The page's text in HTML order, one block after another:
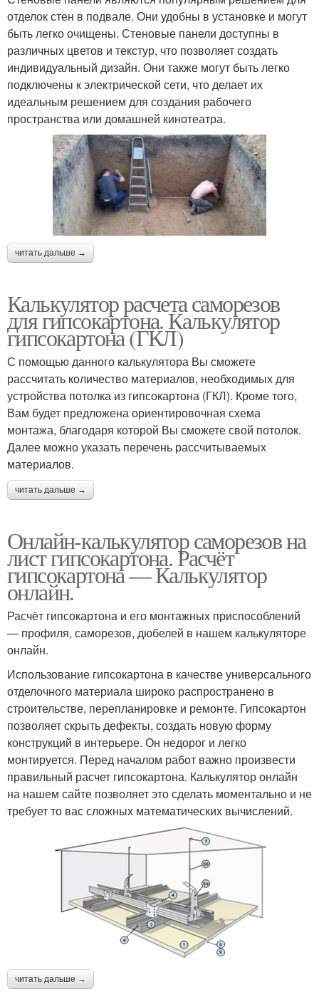
отделок стен в подвале. Они удобны в установке и могут
быть легко очищены. Стеновые панели доступны в
различных цветов и текстур, что позволяет создать
индивидуальный дизайн. Они также могут быть легко
подключены к электрической сети, что делает их
идеальным решением для создания рабочего
пространства или домашней кинотеатра.
читать дальше →
Калькулятор расчета саморезов
для гипсокартона. Калькулятор
гипсокартона (ГКЛ)
С помощью данного калькулятора Вы сможете
рассчитать количество материалов, необходимых для
устройства потолка из гипсокартона (ГКЛ). Кроме того,
Вам будет предложена ориентировочная схема
монтажа, благодаря которой Вы сможете свой потолок.
Далее можно указать перечень рассчитываемых
материалов.
читать дальше →
Онлайн-калькулятор саморезов на
лист гипсокартона. Расчёт
гипсокартона — Калькулятор
онлайн.
Расчёт гипсокартона и его монтажных приспособлений
— профиля, саморезов, дюбелей в нашем калькуляторе
онлайн.
Использование гипсокартона в качестве универсального
отделочного материала широко распространено в
строительстве, перепланировке и ремонте. Гипсокартон
позволяет скрыть дефекты, создать новую форму
конструкций в интерьере. Он недорог и легко
монтируется. Перед началом работ важно произвести
правильный расчет гипсокартона. Калькулятор онлайн
на нашем сайте позволяет это сделать моментально и не
требует то вас сложных математических вычислений.
читать дальше →